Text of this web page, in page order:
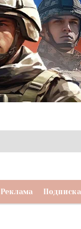
Реклама Подписка